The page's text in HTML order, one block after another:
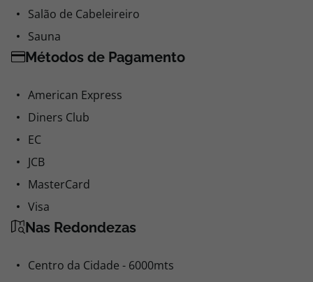
Salão de Cabeleireiro
Sauna
Métodos de Pagamento
American Express
Diners Club
EC
JCB
MasterCard
Visa
Nas Redondezas
Centro da Cidade - 6000mts